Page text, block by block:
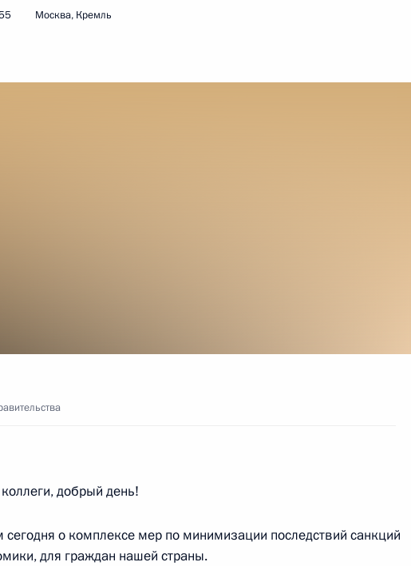
льготах для компаний,
в области туризма
Москва, Кремль
добрый день!
о комплексе мер по минимизации последствий санкций
для граждан нашей страны.